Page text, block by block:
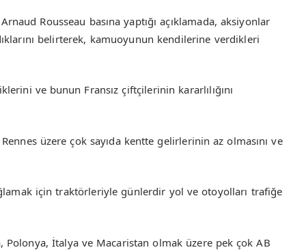
Rousseau basına yaptığı açıklamada, aksiyonlar
belirterek, kamuoyunun kendilerine verdikleri
ve bunun Fransız çiftçilerinin kararlılığını
üzere çok sayıda kentte gelirlerinin az olmasını ve
için traktörleriyle günlerdir yol ve otoyolları trafiğe
Polonya, İtalya ve Macaristan olmak üzere pek çok AB